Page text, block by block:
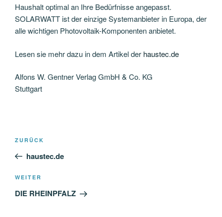
Haushalt optimal an Ihre Bedürfnisse angepasst.
SOLARWATT ist der einzige Systemanbieter in Europa, der
alle wichtigen Photovoltaik-Komponenten anbietet.
Lesen sie mehr dazu in dem Artikel der haustec.de
Alfons W. Gentner Verlag GmbH & Co. KG
Stuttgart
Beitragsnavigation
Vorheriger
Beitrag
ZURÜCK
haustec.de
Nächster
Beitrag
WEITER
DIE RHEINPFALZ